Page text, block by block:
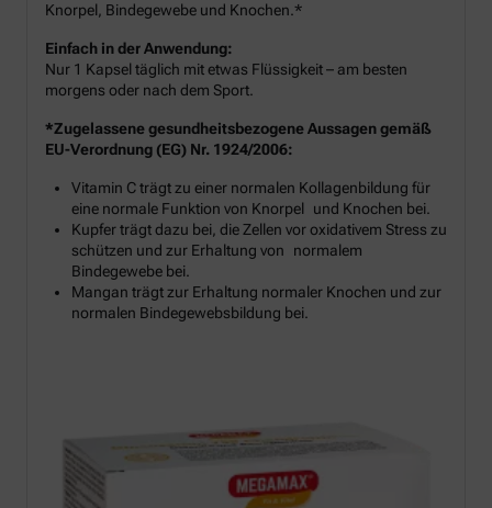
Knorpel, Bindegewebe und Knochen.*
Einfach in der Anwendung:
Nur 1 Kapsel täglich mit etwas Flüssigkeit – am besten
morgens oder nach dem Sport.
*Zugelassene gesundheitsbezogene Aussagen gemäß
EU-Verordnung (EG) Nr. 1924/2006:
Vitamin C trägt zu einer normalen Kollagenbildung für
eine normale Funktion von Knorpel und Knochen bei.
Kupfer trägt dazu bei, die Zellen vor oxidativem Stress zu
schützen und zur Erhaltung von normalem
Bindegewebe bei.
Mangan trägt zur Erhaltung normaler Knochen und zur
normalen Bindegewebsbildung bei.